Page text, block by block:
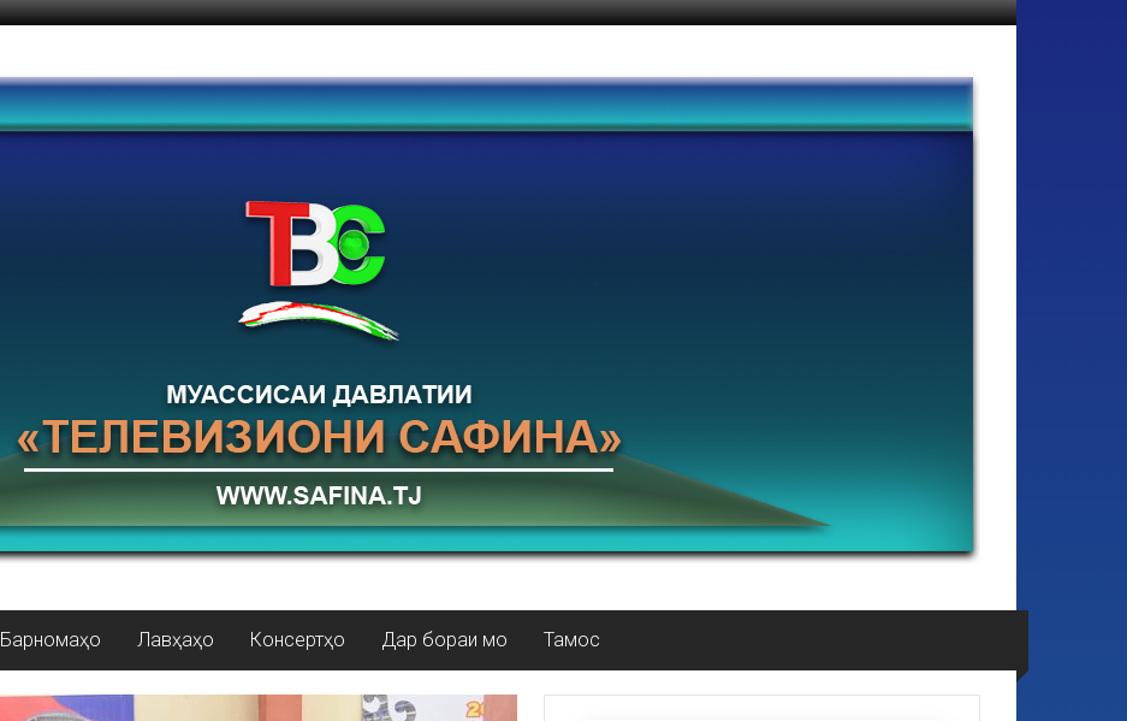
Барномаҳо Лавҳаҳо Консертҳо Дар бораи мо Тамос